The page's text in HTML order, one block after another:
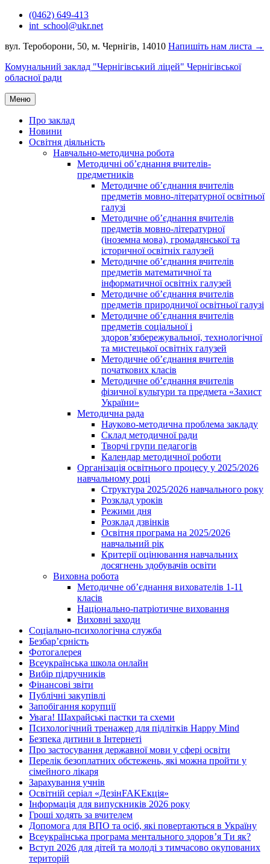
Перейти(0462) 649-413
int_school@ukr.net
вул. Тероборони, 50, м. Чернігів, 14010 Напишіть нам листа →
Комунальний заклад "Чернігівський ліцей" Чернігівської
обласної ради
Меню
Про заклад
Новини
Освітня діяльність
Навчально-методична робота
Методичні об’єднання вчителів-
предметників
Методичне об’єднання вчителів
предметів мовно-літературної освітньої
галузі
Методичне об’єднання вчителів
предметів мовно-літературної
(іноземна мова), громадянської та
історичної освітніх галузей
Методичне об’єднання вчителів
предметів математичної та
інформатичної освітніх галузей
Методичне об’єднання вчителів
предметів природничої освітньої галузі
Методичне об’єднання вчителів
предметів соціальної і
здоров’язбережувальної, технологічної
та мистецької освітніх галузей
Методичне об’єднання вчителів
початкових класів
Методичне об’єднання вчителів
фізичної культури та предмета «Захист
України»
Методична рада
Науково-методична проблема закладу
Склад методичної ради
Творчі групи педагогів
Календар методичної роботи
Організація освітнього процесу у 2025/2026
навчальному році
Структура 2025/2026 навчального року
Розклад уроків
Режими дня
Розклад дзвінків
Освітня програма на 2025/2026
навчальний рік
Критерії оцінювання навчальних
досягнень здобувачів освіти
Виховна робота
Методичне об’єднання вихователів 1-11
класів
Національно-патріотичне виховання
Виховні заходи
Соціально-психологічна служба
Безбар’єрність
Фотогалерея
Всеукраїнська школа онлайн
Вибір підручників
Фінансові звіти
Публічні закупівлі
Запобігання корупції
Увага! Шахрайські пастки та схеми
Психологічний тренажер для підлітків Happy Mind
Безпека дитини в Інтернеті
Про застосування державної мови у сфері освіти
Перелік безоплатних обстежень, які можна пройти у
сімейного лікаря
Зарахування учнів
Освітній серіал «ДезінFAKEкція»
Інформація для випускників 2026 року
Гроші ходять за вчителем
Допомога для ВПО та осіб, які повертаються в Україну
Всеукраїнська програма ментального здоров’я Ти як?
Вступ 2026 для дітей та молоді з тимчасово окупованих
територій